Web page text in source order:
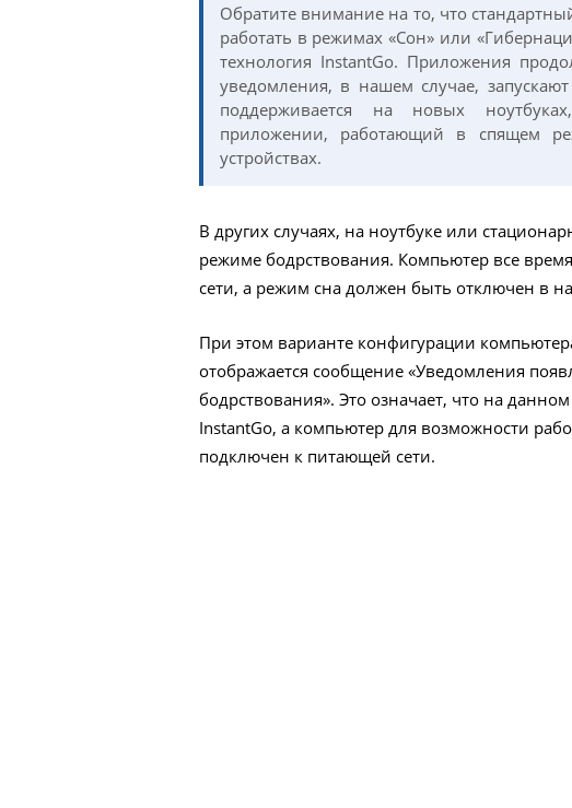
Обратите внимание на то, что
работать в режимах «Сон» или
технология InstantGo. Приложения
уведомления, в нашем случае,
поддерживается на новых
приложении, работающий в спящем
устройствах.
В других случаях, на ноутбуке или
режиме бодрствования. Компьютер все
сети, а режим сна должен быть отключен в
При этом варианте конфигурации
отображается сообщение «Уведомления
бодрствования». Это означает, что на
InstantGo, а компьютер для возможности
подключен к питающей сети.